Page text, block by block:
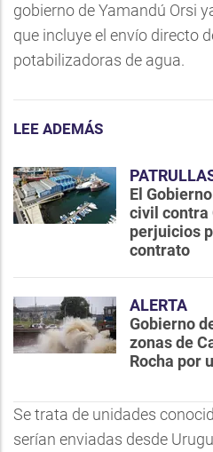
gobierno de Yamandú Orsi
que incluye el envío directo
potabilizadoras de agua.
LEE ADEMÁS
El
civil contra
perjuicios
contrato
ALERTA
Gobierno
zonas de
Rocha por
Se trata de unidades
serían enviadas desde